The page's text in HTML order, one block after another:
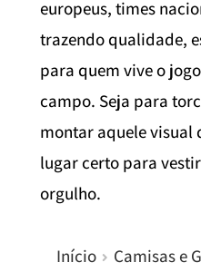
europeus, times
trazendo qualidade,
para quem vive o
campo. Seja para
montar aquele visual
lugar certo para
orgulho.
Início Camisas e